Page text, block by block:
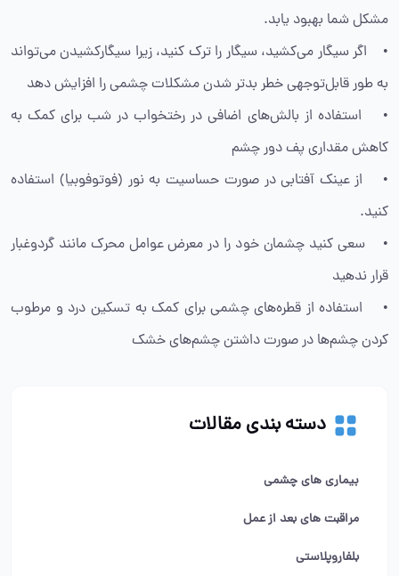
مشکل شما بهبود یابد.
• اگر سیگار می‌کشید، سیگار را ترک کنید، زیرا سیگارکشیدن می‌تواند
به طور قابل‌توجهی خطر بدتر شدن مشکلات چشمی را افزایش دهد
• استفاده از بالش‌های اضافی در رختخواب در شب برای کمک به
کاهش مقداری پف دور چشم
• از عینک آفتابی در صورت حساسیت به نور (فوتوفوبیا) استفاده
کنید.
• سعی کنید چشمان خود را در معرض عوامل محرک مانند گردوغبار
قرار ندهید
• استفاده از قطره‌های چشمی برای کمک به تسکین درد و مرطوب
کردن چشم‌ها در صورت داشتن چشم‌های خشک
دسته بندی مقالات
بیماری های چشمی
مراقبت های بعد از عمل
بلفاروپلاستی